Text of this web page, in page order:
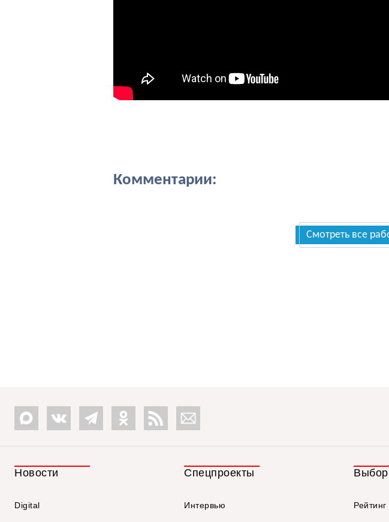
Комментарии:
Смотреть все
Новости
Digital
Спецпроекты
Интервью
Выбор